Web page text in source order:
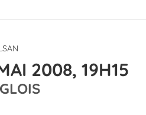
2008, 19H15